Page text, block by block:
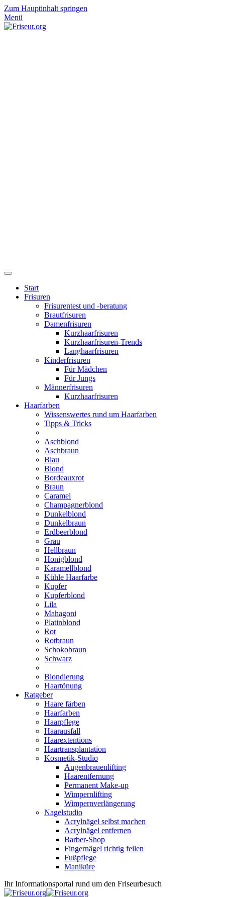
Zum Hauptinhalt springen
Menü
Start
Frisuren
Frisurentest und -beratung
Brautfrisuren
Damenfrisuren
Kurzhaarfrisuren
Kurzhaarfrisuren-Trends
Langhaarfrisuren
Kinderfrisuren
Für Mädchen
Für Jungs
Männerfrisuren
Kurzhaarfrisuren
Haarfarben
Wissenswertes rund um Haarfarben
Tipps & Tricks
Aschblond
Aschbraun
Blau
Blond
Bordeauxrot
Braun
Caramel
Champagnerblond
Dunkelblond
Dunkelbraun
Erdbeerblond
Grau
Hellbraun
Honigblond
Karamellblond
Kühle Haarfarbe
Kupfer
Kupferblond
Lila
Mahagoni
Platinblond
Rot
Rotbraun
Schokobraun
Schwarz
Blondierung
Haartönung
Ratgeber
Haare färben
Haarfarben
Haarpflege
Haarausfall
Haarextentions
Haartransplantation
Kosmetik-Studio
Augenbrauenlifting
Haarentfernung
Permanent Make-up
Wimpernlifting
Wimpernverlängerung
Nagelstudio
Acrylnägel selbst machen
Acrylnägel entfernen
Barber-Shop
Fingernägel richtig feilen
Fußpflege
Maniküre
Ihr Informationsportal rund um den Friseurbesuch